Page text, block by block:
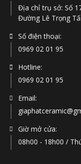
Địa chỉ trụ sở: Số
Đường Lê Trọng
Số điện thoại:
0969 02 01 95
Hotline:
0969 02 01 95
Email:
Giờ mở cửa:
08h00 - 18h00 /